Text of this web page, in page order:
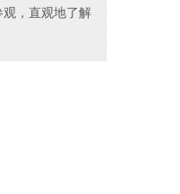
，直观地了解